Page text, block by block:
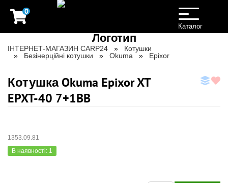
0
Toggle
navigation
Каталог
ІНТЕРНЕТ-МАГАЗИН CARP24
Котушки
Безінерційні котушки
Okuma Epixor
Котушка Okuma Epixor XT
EPXT-40 7+1BB
1353.09.81
В наявності: 1